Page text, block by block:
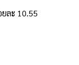
ะ 10.55